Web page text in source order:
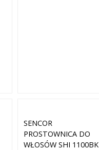
SENCOR
PROSTOWNICA DO
WŁOSÓW SHI 1100BK